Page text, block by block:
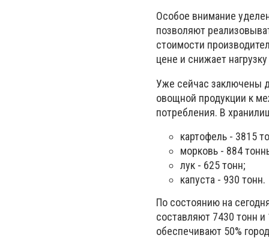
Особое внимание
позволяют
стоимости
цене и снижает
Уже сейчас заключены
овощной продукции к
потребления. В
картофель - 3815
морковь - 884
лук - 625 тонн;
капуста - 930 тонн.
По состоянию на
составляют 7430 тонн
обеспечивают 50%